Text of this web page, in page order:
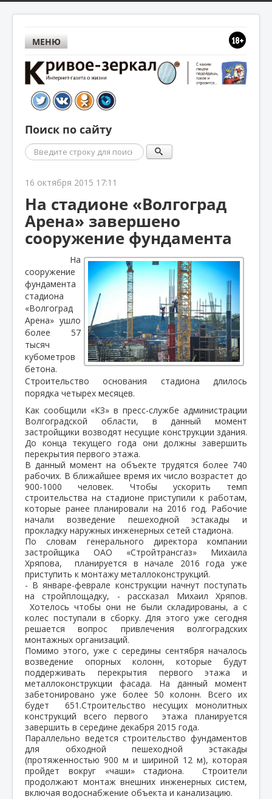
МЕНЮ
Поиск по сайту
Поиск
16 октября 2015 17:11
На стадионе «Волгоград
Арена» завершено
сооружение фундамента
На
сооружение
фундамента
стадиона
«Волгоград
Арена» ушло
более 57
тысяч
кубометров
бетона.
Строительство основания стадиона длилось
порядка четырех месяцев.
Как сообщили «КЗ» в пресс-службе администрации
Волгоградской области, в данный момент
застройщики возводят несущие конструкции здания.
До конца текущего года они должны завершить
перекрытия первого этажа.
В данный момент на объекте трудятся более 740
рабочих. В ближайшее время их число возрастет до
900-1000 человек. Чтобы ускорить темп
строительства на стадионе приступили к работам,
которые ранее планировали на 2016 год. Рабочие
начали возведение пешеходной эстакады и
прокладку наружных инженерных сетей стадиона.
По словам генерального директора компании
застройщика ОАО «Стройтрансгаз» Михаила
Хряпова, планируется в начале 2016 года уже
приступить к монтажу металлоконструкций.
- В январе-феврале конструкции начнут поступать
на стройплощадку, - рассказал Михаил Хряпов.
Хотелось чтобы они не были складированы, а с
колес поступали в сборку. Для этого уже сегодня
решается вопрос привлечения волгоградских
монтажных организаций.
Помимо этого, уже с середины сентября началось
возведение опорных колонн, которые будут
поддерживать перекрытия первого этажа и
металлоконструкции фасада. На данный момент
забетонировано уже более 50 колонн. Всего их
будет 651.Строительство несущих монолитных
конструкций всего первого этажа планируется
завершить в середине декабря 2015 года.
Параллельно ведется строительство фундаментов
для обходной пешеходной эстакады
(протяженностью 900 м и шириной 12 м), которая
пройдет вокруг «чаши» стадиона. Строители
продолжают монтаж внешних инженерных систем,
включая водоснабжение объекта и канализацию.